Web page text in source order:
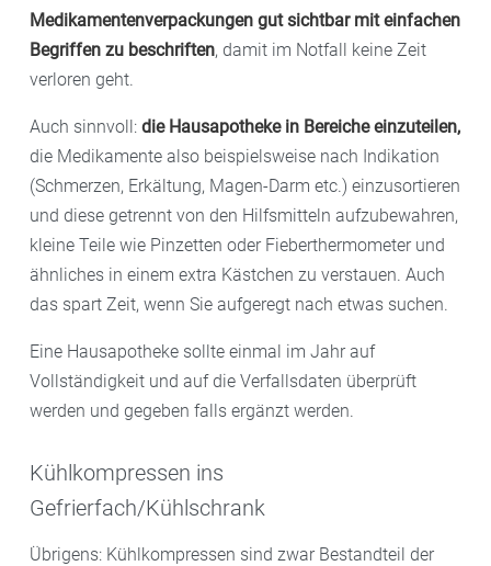
bestimmte Wirkstoffe, die „immer“ helfen. Ergänzen
Sie die allgemeinen Empfehlungen mit „Ihren“ Mitteln,
mit denen Sie gute Erfahrungen gemacht haben.
Medikamentenverpackungen gut sichtbar mit einfachen
Begriffen zu beschriften, damit im Notfall keine Zeit
verloren geht.
Auch sinnvoll: die Hausapotheke in Bereiche einzuteilen,
die Medikamente also beispielsweise nach Indikation
(Schmerzen, Erkältung, Magen-Darm etc.) einzusortieren
und diese getrennt von den Hilfsmitteln aufzubewahren,
kleine Teile wie Pinzetten oder Fieberthermometer und
ähnliches in einem extra Kästchen zu verstauen. Auch
das spart Zeit, wenn Sie aufgeregt nach etwas suchen.
Eine Hausapotheke sollte einmal im Jahr auf
Vollständigkeit und auf die Verfallsdaten überprüft
werden und gegeben falls ergänzt werden.
Kühlkompressen ins
Gefrierfach/Kühlschrank
Übrigens: Kühlkompressen sind zwar Bestandteil der